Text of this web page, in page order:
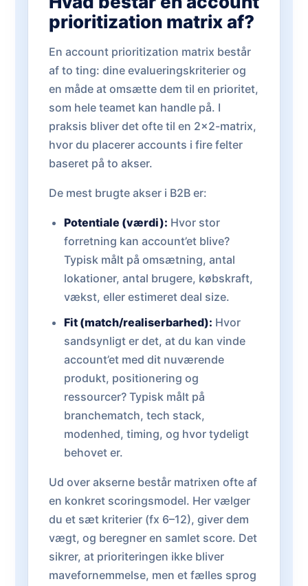
prioritization matrix af?
En account prioritization matrix består
af to ting: dine evalueringskriterier og
en måde at omsætte dem til en prioritet,
som hele teamet kan handle på. I
praksis bliver det ofte til en 2x2-matrix,
hvor du placerer accounts i fire felter
baseret på to akser.
De mest brugte akser i B2B er:
Potentiale (værdi): Hvor stor
forretning kan account’et blive?
Typisk målt på omsætning, antal
lokationer, antal brugere, købskraft,
vækst, eller estimeret deal size.
Fit (match/realiserbarhed): Hvor
sandsynligt er det, at du kan vinde
account’et med dit nuværende
produkt, positionering og
ressourcer? Typisk målt på
branchematch, tech stack,
modenhed, timing, og hvor tydeligt
behovet er.
Ud over akserne består matrixen ofte af
en konkret scoringsmodel. Her vælger
du et sæt kriterier (fx 6–12), giver dem
vægt, og beregner en samlet score. Det
sikrer, at prioriteringen ikke bliver
mavefornemmelse, men et fælles sprog